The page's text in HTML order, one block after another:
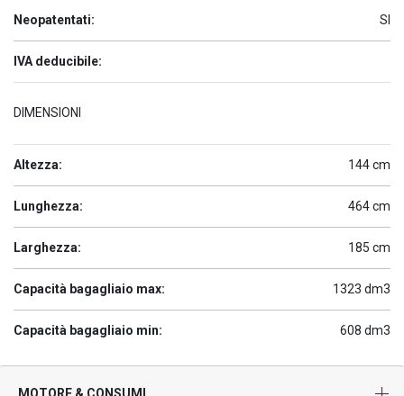
Neopatentati: SI
IVA deducibile:
DIMENSIONI
Altezza: 144 cm
Lunghezza: 464 cm
Larghezza: 185 cm
Capacità bagagliaio max: 1323 dm3
Capacità bagagliaio min: 608 dm3